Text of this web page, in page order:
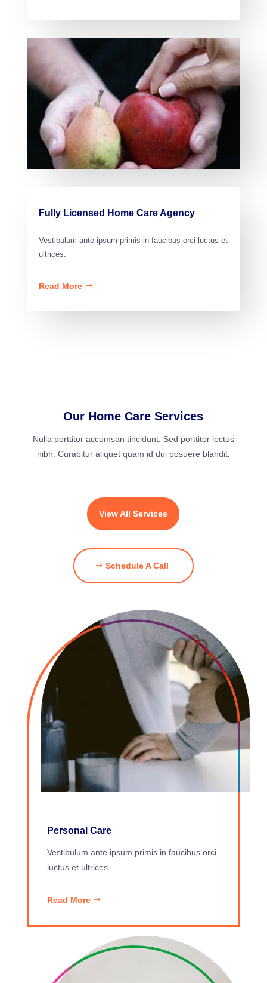
Fully Licensed Home Care Agency
Vestibulum ante ipsum primis in faucibus orci luctus et
ultrices.
Read More
Our Home Care Services
Nulla porttitor accumsan tincidunt. Sed porttitor lectus
nibh. Curabitur aliquet quam id dui posuere blandit.
View All Services
Schedule A Call
Personal Care
Vestibulum ante ipsum primis in faucibus orci
luctus et ultrices.
Read More